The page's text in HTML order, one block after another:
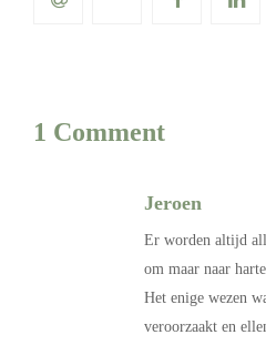
1 Comment
Jeroen
Er worden altijd
om maar naar
Het enige wezen
veroorzaakt en